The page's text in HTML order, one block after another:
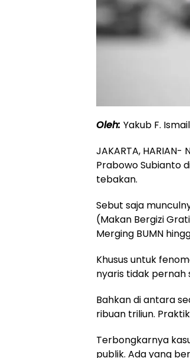
Oleh: Yakub F. Ismail
JAKARTA,
Prabowo Subianto
tebakan.
Sebut saja
(Makan Bergizi
Merging BUMN
Khusus untuk
nyaris tidak pernah
Bahkan di antara
ribuan triliun.
Terbongkarnya
publik. Ada yang